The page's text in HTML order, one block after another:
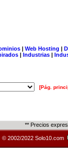
| Web Hosting |
| Industrias |
[Pág.
** Precios
© 2002/2022 Solo10.com